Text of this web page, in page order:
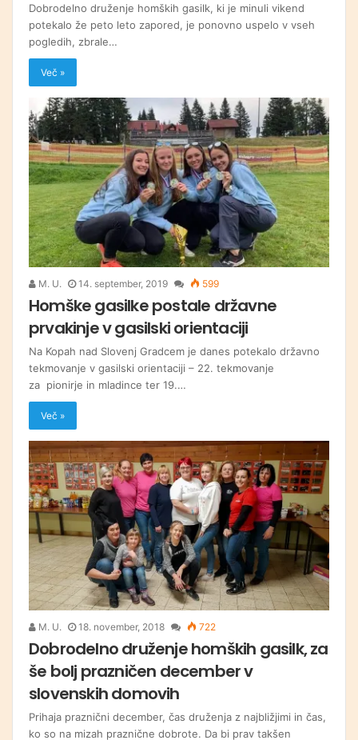
Dobrodelno druženje homških gasilk, ki je minuli vikend
potekalo že peto leto zapored, je ponovno uspelo v vseh
pogledih, zbrale…
Več »
M. U. 14. september, 2019 599
Homške gasilke postale državne
prvakinje v gasilski orientaciji
Na Kopah nad Slovenj Gradcem je danes potekalo državno
tekmovanje v gasilski orientaciji – 22. tekmovanje
za pionirje in mladince ter 19.…
Več »
M. U. 18. november, 2018 722
Dobrodelno druženje homških gasilk, za
še bolj prazničen december v
slovenskih domovih
Prihaja praznični december, čas druženja z najbližjimi in čas,
ko so na mizah praznične dobrote. Da bi prav takšen